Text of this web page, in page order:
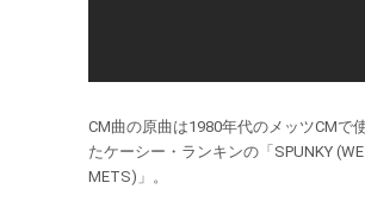
CM曲の原曲は1980年代のメッツCMで
たケーシー・ランキンの「SPUNKY
METS)」。